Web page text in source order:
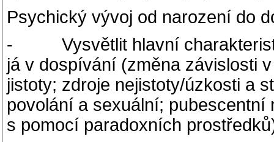
Psychický vývoj od narození do
- Vysvětlit hlavní
já v dospívání (změna závislosti
jistoty; zdroje nejistoty/úzkosti a
povolání a sexuální;
s pomocí paradoxních